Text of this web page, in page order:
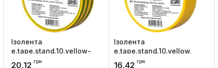
Ізолента
e.tape.stand.10.yellow-
green, жовто-зелена
20,12 грн
Ізолента
e.tape.stand.10.yellow,
жовта (10м), E.NEXT
16,42 грн